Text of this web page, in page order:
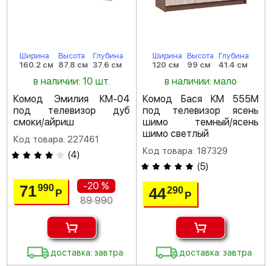
Ширина
160.2 см
Высота
87.8 см
Глубина
37.6 см
в наличии: 10 шт.
Комод Эмилия КМ-04
под телевизор дуб
смоки/айриш
Код товара: 227461
(4)
71990Р
-20 %
89 990
доставка: завтра
Ширина
120 см
Высота
99 см
Глубина
41.4 см
в наличии: мало
Комод Бася КМ 555М
под телевизор ясень
шимо темный/ясень
шимо светлый
Код товара: 187329
(5)
44290 Р
доставка: завтра